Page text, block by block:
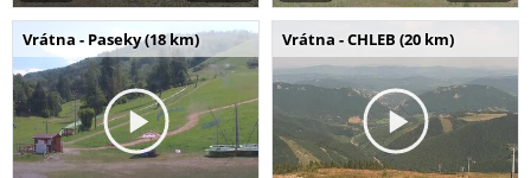
Vrátna - Paseky (18 km) Vrátna - CHLEB (20 km)